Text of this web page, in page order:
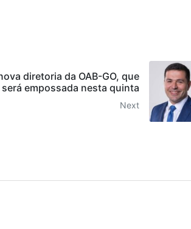
diretoria da OAB-GO, que
será empossada nesta quinta
Next